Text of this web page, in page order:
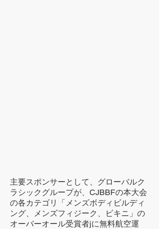
主要スポンサーとして、グローバルク
ラシックグループが、CJBBFの本大会
の各カテゴリ「メンズボディビルディ
ング、メンズフィジーク、ビキニ」の
オーバーオール受賞者jに無料航空運